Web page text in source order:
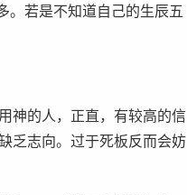
。若是不知道自己的生辰五
神的人，正直，有较高的信
乏志向。过于死板反而会妨